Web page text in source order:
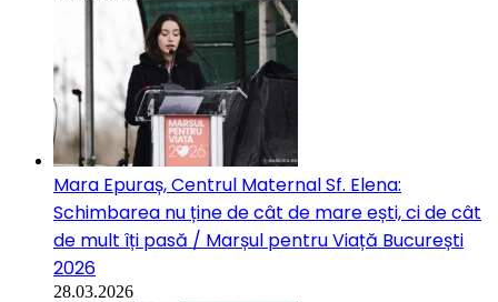
Mara Epuraș, Centrul Maternal Sf. Elena:
Schimbarea nu ține de cât de mare ești, ci de cât
de mult îți pasă / Marșul pentru Viață București
2026
28.03.2026